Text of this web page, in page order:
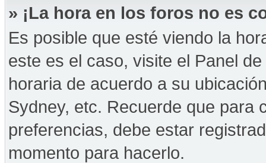
» ¡La hora en los foros no es
Es posible que esté viendo la
este es el caso, visite el Panel
horaria de acuerdo a su
Sydney, etc. Recuerde que para
preferencias, debe estar
momento para hacerlo.